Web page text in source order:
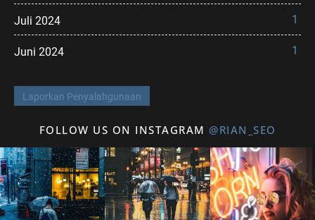
Juli 2024 1
Juni 2024 1
Laporkan Penyalahgunaan
FOLLOW US ON INSTAGRAM @RIAN_SEO